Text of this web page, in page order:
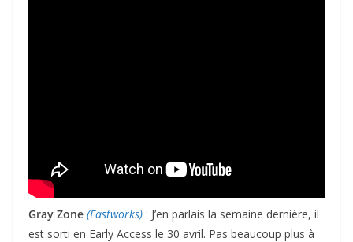
Gray Zone (Eastworks) : J’en parlais la semaine dernière, il
est sorti en Early Access le 30 avril. Pas beaucoup plus à